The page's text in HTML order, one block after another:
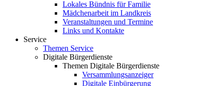
Lokales Bündnis für Familie
Mädchenarbeit im Landkreis
Veranstaltungen und Termine
Links und Kontakte
Service
Themen Service
Digitale Bürgerdienste
Themen Digitale Bürgerdienste
Versammlungsanzeiger
Digitale Einbürgerung